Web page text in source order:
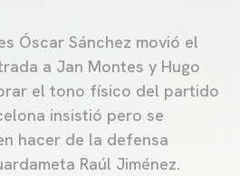
Óscar Sánchez movió el
a Jan Montes y Hugo
el tono físico del partido
insistió pero se
hacer de la defensa
Raúl Jiménez.